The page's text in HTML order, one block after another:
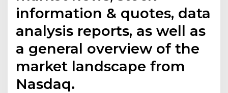
information & quotes, data
analysis reports, as well as
a general overview of the
market landscape from
Nasdaq.